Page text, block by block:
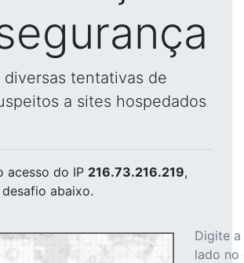
diversas tentativas de
a sites hospedados
acesso do IP 216.73.216.219,
abaixo.
Digite
lado no